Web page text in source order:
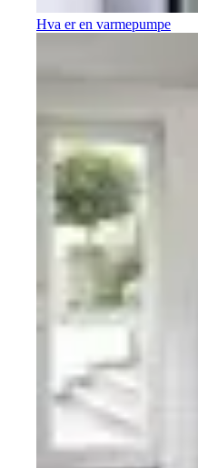
Hva er en varmepumpe